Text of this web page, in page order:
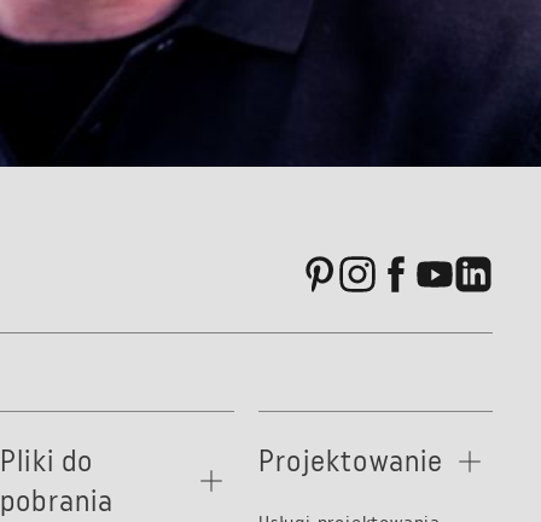
Pliki do
pobrania
Projektowanie